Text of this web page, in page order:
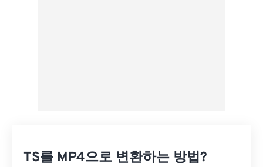
TS를 MP4으로 변환하는 방법?